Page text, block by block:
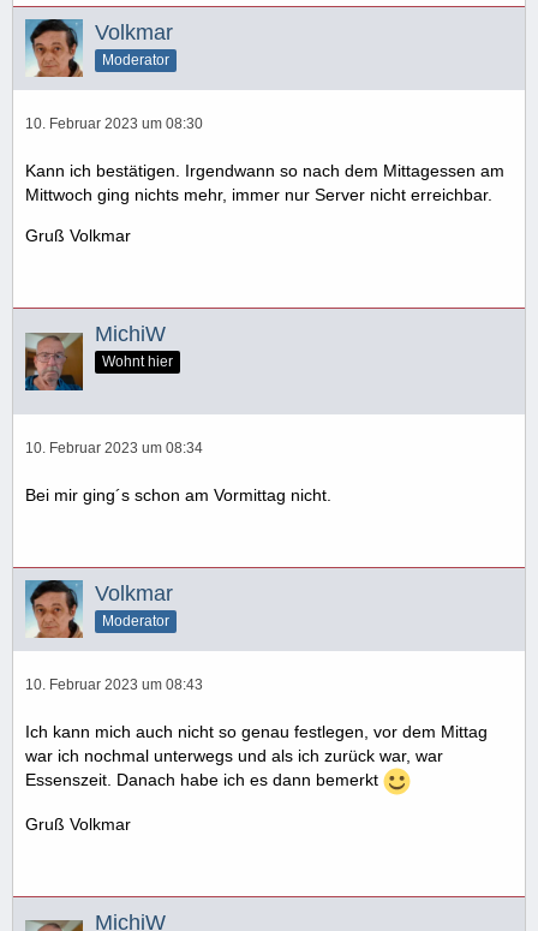
Volkmar
Moderator
10. Februar 2023 um 08:30
Kann ich bestätigen. Irgendwann so nach dem Mittagessen am
Mittwoch ging nichts mehr, immer nur Server nicht erreichbar.
Gruß Volkmar
MichiW
Wohnt hier
10. Februar 2023 um 08:34
Bei mir ging´s schon am Vormittag nicht.
Volkmar
Moderator
10. Februar 2023 um 08:43
Ich kann mich auch nicht so genau festlegen, vor dem Mittag
war ich nochmal unterwegs und als ich zurück war, war
Essenszeit. Danach habe ich es dann bemerkt
Gruß Volkmar
MichiW